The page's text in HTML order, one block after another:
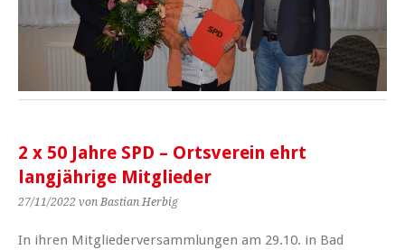
2 x 50 Jahre SPD – Ortsverein ehrt
langjährige Mitglieder
27/11/2022 von Bastian Herbig
In ihren Mitgliederversammlungen am 29.10. in Bad